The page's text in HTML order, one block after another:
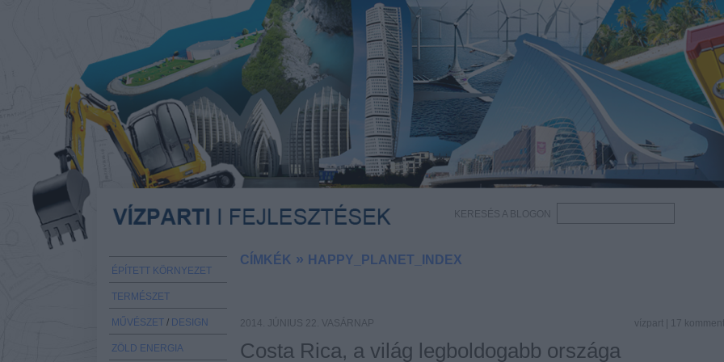
KERESÉS A BLOGON
ÉPÍTETT KÖRNYEZET
TERMÉSZET
MŰVÉSZET / DESIGN
ZÖLD ENERGIA
CÍMKÉK » HAPPY_PLANET_INDEX
2014. JÚNIUS 22. VASÁRNAP vízpart 17 komment
Costa Rica, a világ legboldogabb országa